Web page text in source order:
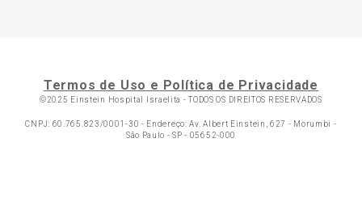
Termos de Uso e Política de Privacidade
©2025 Einstein Hospital Israelita -TODOS OS DIREITOS RESERVADOS
CNPJ: 60.765.823/0001-30 - Endereço: Av. Albert Einstein, 627 - Morumbi -
São Paulo - SP - 05652-000